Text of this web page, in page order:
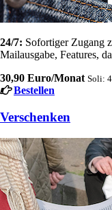
24/7: Sofortiger Zugang
Mailausgabe, Features,
30,90 Euro/Monat Soli:
Bestellen
Verschenken